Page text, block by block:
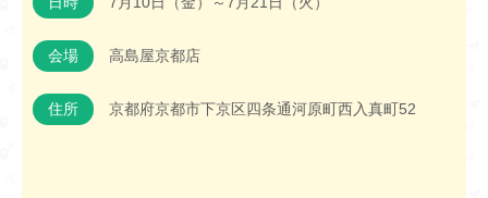
会場 高島屋京都店
住所 京都府京都市下京区四条通河原町西入真町52